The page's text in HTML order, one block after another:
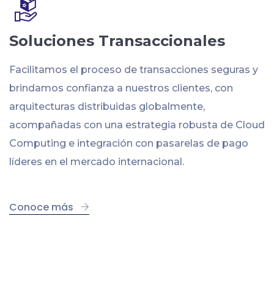
Soluciones Transaccionales
Facilitamos el proceso de transacciones seguras y
brindamos confianza a nuestros clientes, con
arquitecturas distribuidas globalmente,
acompañadas con una estrategia robusta de Cloud
Computing e integración con pasarelas de pago
líderes en el mercado internacional.
Conoce más